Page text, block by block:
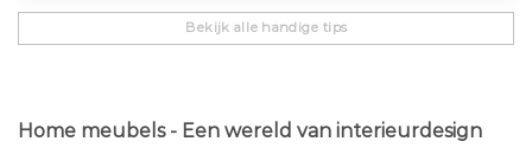
Bekijk alle handige tips
Home meubels - Een wereld van interieurdesign